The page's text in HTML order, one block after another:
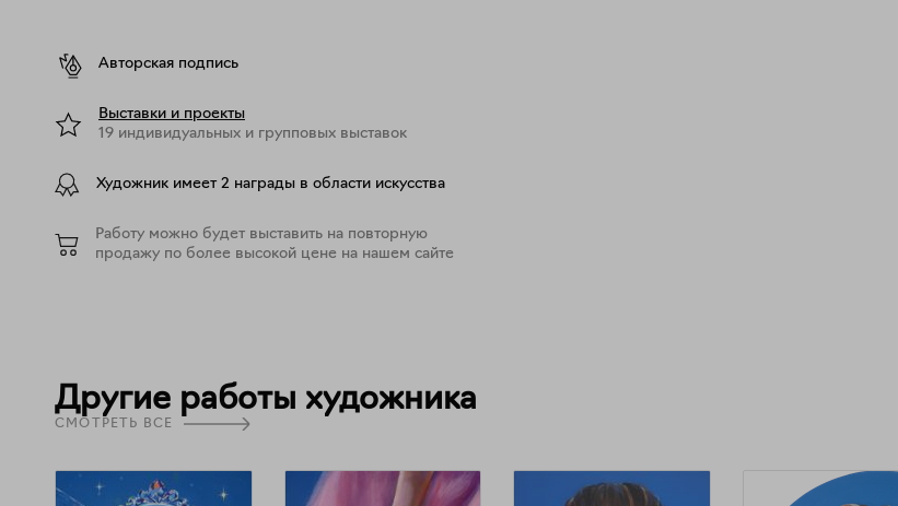
Авторская подпись
Выставки и проекты
19 индивидуальных и групповых выставок
Художник имеет 2 награды в области искусства
Работу можно будет выставить на повторную
продажу по более высокой цене на нашем сайте
Другие работы художника
СМОТРЕТЬ ВСЕ